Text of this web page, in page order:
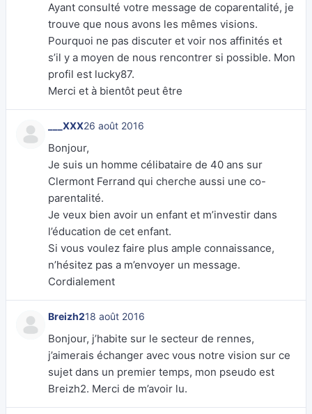
Ayant consulté votre message de coparentalité, je
trouve que nous avons les mêmes visions.
Pourquoi ne pas discuter et voir nos affinités et
s’il y a moyen de nous rencontrer si possible. Mon
profil est lucky87.
Merci et à bientôt peut être
___XXX26 août 2016
Bonjour,
Je suis un homme célibataire de 40 ans sur
Clermont Ferrand qui cherche aussi une co-
parentalité.
Je veux bien avoir un enfant et m’investir dans
l’éducation de cet enfant.
Si vous voulez faire plus ample connaissance,
n’hésitez pas a m’envoyer un message.
Cordialement
Breizh218 août 2016
Bonjour, j’habite sur le secteur de rennes,
j’aimerais échanger avec vous notre vision sur ce
sujet dans un premier temps, mon pseudo est
Breizh2. Merci de m’avoir lu.